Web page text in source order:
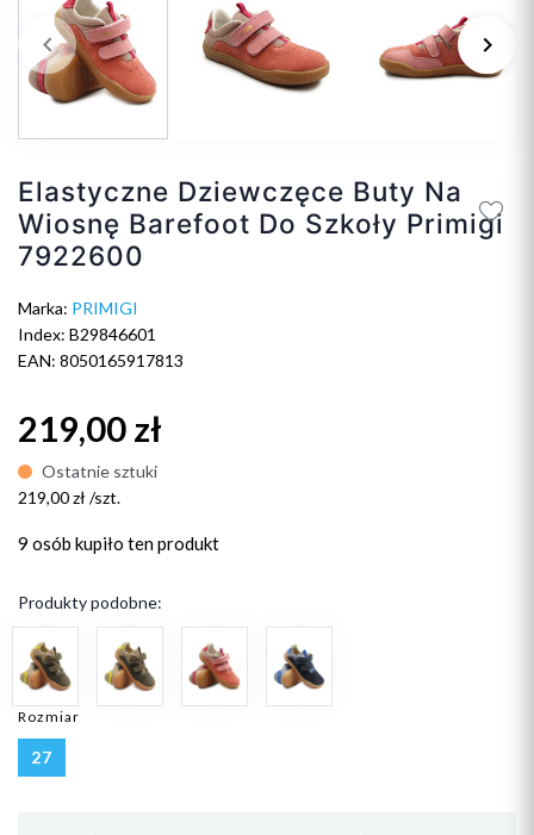
Poprzedni
keyboard_arrow_left keyboard_arrow_right
Elastyczne Dziewczęce Buty Na
Wiosnę Barefoot Do Szkoły Primigi
7922600
Marka: PRIMIGI
Index: B29846601
EAN: 8050165917813
219,00 zł
Ostatnie sztuki
219,00 zł /szt.
9 osób kupiło ten produkt
Produkty podobne:
Rozmiar
27